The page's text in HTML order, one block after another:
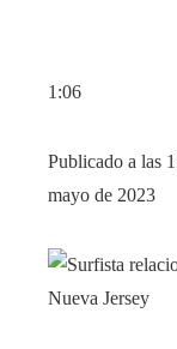
1:06
Publicado a las
mayo de 2023